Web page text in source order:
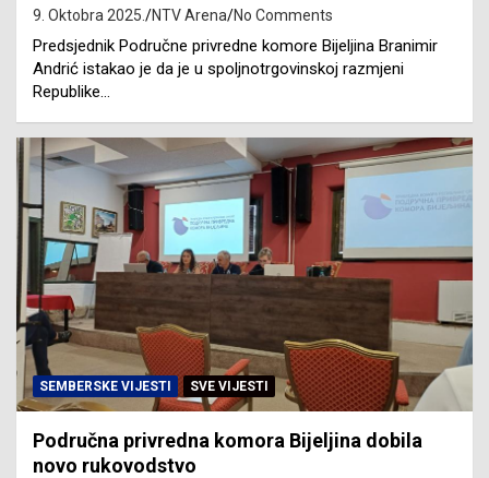
9. Oktobra 2025. NTV Arena No Comments
Predsjednik Područne privredne komore Bijeljina Branimir
Andrić istakao je da je u spoljnotrgovinskoj razmjeni
Republike…
SEMBERSKE VIJESTI SVE VIJESTI
Područna privredna komora Bijeljina dobila
novo rukovodstvo